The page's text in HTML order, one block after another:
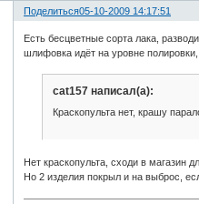
Поделиться05-10-2009 14:17:51
Есть бесцветные сорта лака,
шлифовка идёт на уровне
cat157 написал(а):
Краскопульта нет, крашу
Нет краскопульта, сходи в магазин
Но 2 изделия покрыл и на выброс,